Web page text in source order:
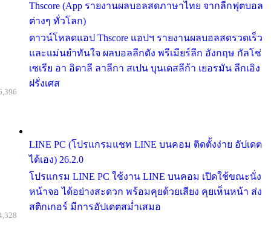
Thscore (App รายงานผลบอลสดภาษาไทย จากลีกฟุตบอล
ต่างๆ ทั่วโลก)
ดาวน์โหลดแอป Thscore แอปฯ รายงานผลบอลสดรวดเร็ว
และแม่นยำทันใจ ผลบอลลีกดัง พรีเมียร์ลีก อังกฤษ กัลโช่
เซเรีย อา อิตาลี ลาลีกา สเปน บุนเดสลีก้า เยอรมัน ลีกเอิง
ฝรั่งเศส
LINE PC (โปรแกรมแชท LINE บนคอม ติดตั้งง่าย อัปเดต
ได้เอง) 26.2.0
โปรแกรม LINE PC ใช้งาน LINE บนคอม เปิดใช้ขณะนั่ง
หน้าจอ ได้อย่างสะดวก พร้อมคุยด้วยเสียง คุยเห็นหน้า ส่ง
สติกเกอร์ มีการอัปเดตสม่ำเสมอ